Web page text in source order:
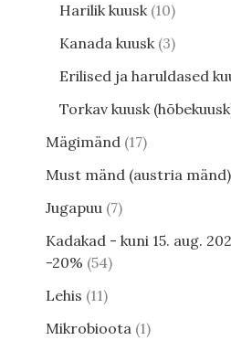
Harilik kuusk 10
Kanada kuusk 3
Erilised ja haruldased
Torkav kuusk
Mägimänd 17
Must mänd (austria mänd)
Jugapuu 7
Kadakad - kuni 15. aug.
-20% 54
Lehis 11
Mikrobioota 1